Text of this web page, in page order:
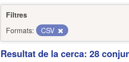
Filtres
Formats:
CSV
Resultat de la cerca: 28